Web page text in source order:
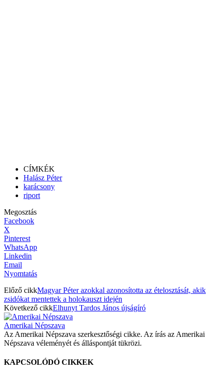
CÍMKÉK
Halász Péter
karácsony
riport
Megosztás
Facebook
X
Pinterest
WhatsApp
Linkedin
Email
Nyomtatás
Előző cikkMagyar Péter azokkal azonosította az ételosztását, akik
zsidókat mentettek a holokauszt idején
Következő cikkElhunyt Tardos János újságíró
Amerikai Népszava
Az Amerikai Népszava szerkesztőségi cikke. Az írás az Amerikai
Népszava véleményét és álláspontját tükrözi.
KAPCSOLÓDÓ CIKKEK